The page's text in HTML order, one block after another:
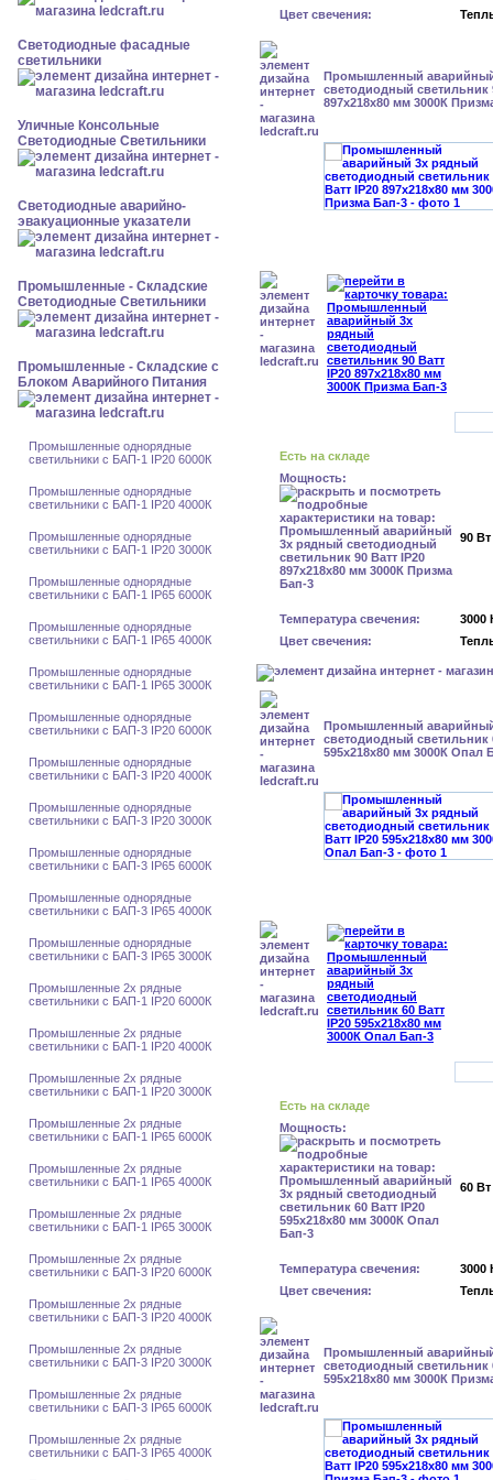
Светодиодные фасадные
светильники
Уличные Консольные
Светодиодные Светильники
Светодиодные аварийно-
эвакуационные указатели
Промышленные - Складские
Светодиодные Светильники
Промышленные - Складские с
Блоком Аварийного Питания
Промышленные однорядные
светильники с БАП-1 IP20 6000К
Промышленные однорядные
светильники с БАП-1 IP20 4000К
Промышленные однорядные
светильники с БАП-1 IP20 3000К
Промышленные однорядные
светильники с БАП-1 IP65 6000К
Промышленные однорядные
светильники с БАП-1 IP65 4000К
Промышленные однорядные
светильники с БАП-1 IP65 3000К
Промышленные однорядные
светильники с БАП-3 IP20 6000К
Промышленные однорядные
светильники с БАП-3 IP20 4000К
Промышленные однорядные
светильники с БАП-3 IP20 3000К
Промышленные однорядные
светильники с БАП-3 IP65 6000К
Промышленные однорядные
светильники с БАП-3 IP65 4000К
Промышленные однорядные
светильники с БАП-3 IP65 3000К
Промышленные 2х рядные
светильники с БАП-1 IP20 6000К
Промышленные 2х рядные
светильники с БАП-1 IP20 4000К
Промышленные 2х рядные
светильники с БАП-1 IP20 3000К
Промышленные 2х рядные
светильники с БАП-1 IP65 6000К
Промышленные 2х рядные
светильники с БАП-1 IP65 4000К
Промышленные 2х рядные
светильники с БАП-1 IP65 3000К
Промышленные 2х рядные
светильники с БАП-3 IP20 6000К
Промышленные 2х рядные
светильники с БАП-3 IP20 4000К
Промышленные 2х рядные
светильники с БАП-3 IP20 3000К
Промышленные 2х рядные
светильники с БАП-3 IP65 6000К
Промышленные 2х рядные
светильники с БАП-3 IP65 4000К
Цвет свечения:
Промышленный
светодиодный светильник
897х218х80 мм 3000К
Есть на складе
Мощность:
90 Вт
Температура свечения:
3000
Цвет свечения:
Промышленный
светодиодный светильник
595х218х80 мм 3000К Опал
Есть на складе
Мощность:
60 Вт
Температура свечения:
3000
Цвет свечения:
Промышленный
светодиодный светильник
595х218х80 мм 3000К